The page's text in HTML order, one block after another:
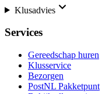
Klusadvies
Services
Gereedschap huren
Klusservice
Bezorgen
PostNL Pakketpunt